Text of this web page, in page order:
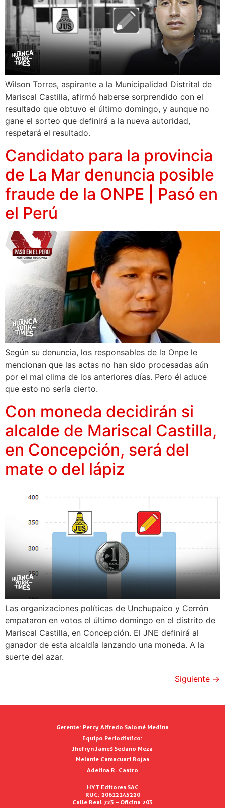
Wilson Torres, aspirante a la Municipalidad Distrital de
Mariscal Castilla, afirmó haberse sorprendido con el
resultado que obtuvo el último domingo, y aunque no
gane el sorteo que definirá a la nueva autoridad,
respetará el resultado.
Candidato para la provincia
de La Mar denuncia posible
fraude de la ONPE | Pasó en
el Perú
Según su denuncia, los responsables de la Onpe le
mencionan que las actas no han sido procesadas aún
por el mal clima de los anteriores días. Pero él aduce
que esto no sería cierto.
Con moneda decidirán si
alcalde de Mariscal Castilla,
en Concepción, será del
mate o del lápiz
Las organizaciones políticas de Unchupaico y Cerrón
empataron en votos el último domingo en el distrito de
Mariscal Castilla, en Concepción. El JNE definirá al
ganador de esta alcaldía lanzando una moneda. A la
suerte del azar.
Siguiente →
Gerente: Percy Alfredo Salomé Medina
Equipo Periodístico:
Jhefryn James Sedano Meza
Melanie Camacuari Rojas
Adelina R. Castro
HYT Editores SAC
RUC: 20612145220
Calle Real 723 – Oficina 203